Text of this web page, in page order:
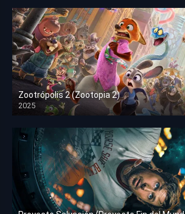
Zootrópolis 2 (Zootopia 2)
2025
HD 1080p